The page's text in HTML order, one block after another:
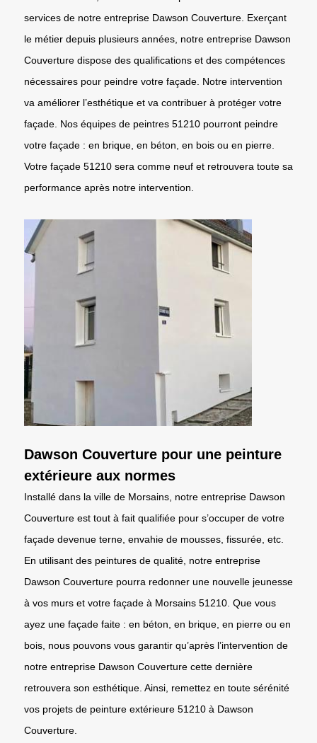
services de notre entreprise Dawson Couverture. Exerçant
le métier depuis plusieurs années, notre entreprise Dawson
Couverture dispose des qualifications et des compétences
nécessaires pour peindre votre façade. Notre intervention
va améliorer l’esthétique et va contribuer à protéger votre
façade. Nos équipes de peintres 51210 pourront peindre
votre façade : en brique, en béton, en bois ou en pierre.
Votre façade 51210 sera comme neuf et retrouvera toute sa
performance après notre intervention.
Dawson Couverture pour une peinture
extérieure aux normes
Installé dans la ville de Morsains, notre entreprise Dawson
Couverture est tout à fait qualifiée pour s’occuper de votre
façade devenue terne, envahie de mousses, fissurée, etc.
En utilisant des peintures de qualité, notre entreprise
Dawson Couverture pourra redonner une nouvelle jeunesse
à vos murs et votre façade à Morsains 51210. Que vous
ayez une façade faite : en béton, en brique, en pierre ou en
bois, nous pouvons vous garantir qu’après l’intervention de
notre entreprise Dawson Couverture cette dernière
retrouvera son esthétique. Ainsi, remettez en toute sérénité
vos projets de peinture extérieure 51210 à Dawson
Couverture.